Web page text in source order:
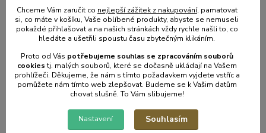
závit 3/4"
• Skladem centrální
Chceme Vám zaručit co nejlepší zážitek z nakupování, pamatovat
si, co máte v košíku, Vaše oblíbené produkty, abyste se nemuseli
pokaždé přihlašovat a na našich stránkách vždy rychle našli to, co
hledáte a ušetřili spoustu času zbytečným klikáním.
Proto od Vás potřebujeme souhlas se zpracováním souborů
cookiestj. malých souborů, které se dočasně ukládají na Vašem
prohlížeči. Děkujeme, že nám s tímto požadavkem vyjdete vstříc a
pomůžete nám tímto web zlepšovat. Budeme se k Vašim datům
chovat slušně. To Vám slibujeme!
Nastavení Souhlasím